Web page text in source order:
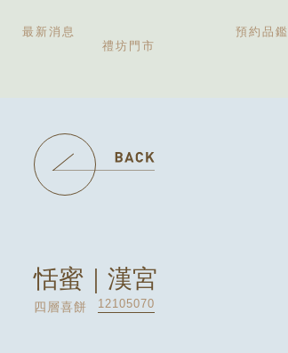
最新消息 預約品鑑
禮坊門市
恬蜜｜漢宮
四層喜餅 12105070